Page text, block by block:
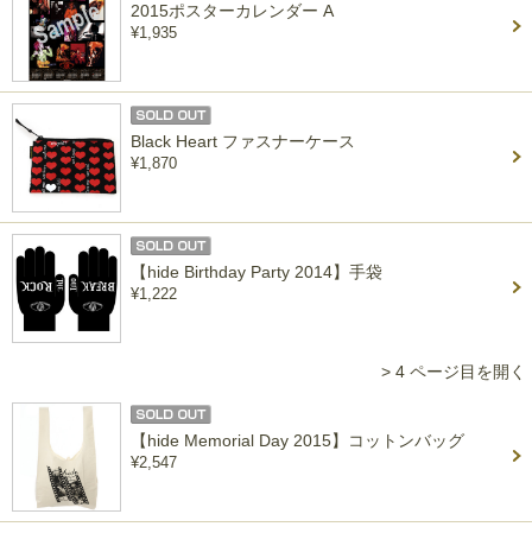
2015ポスターカレンダー A
¥1,935
Black Heart ファスナーケース
¥1,870
【hide Birthday Party 2014】手袋
¥1,222
> 4 ページ目を開く
【hide Memorial Day 2015】コットンバッグ
¥2,547